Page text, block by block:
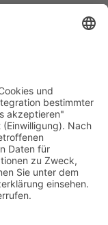
und
zum
bieten